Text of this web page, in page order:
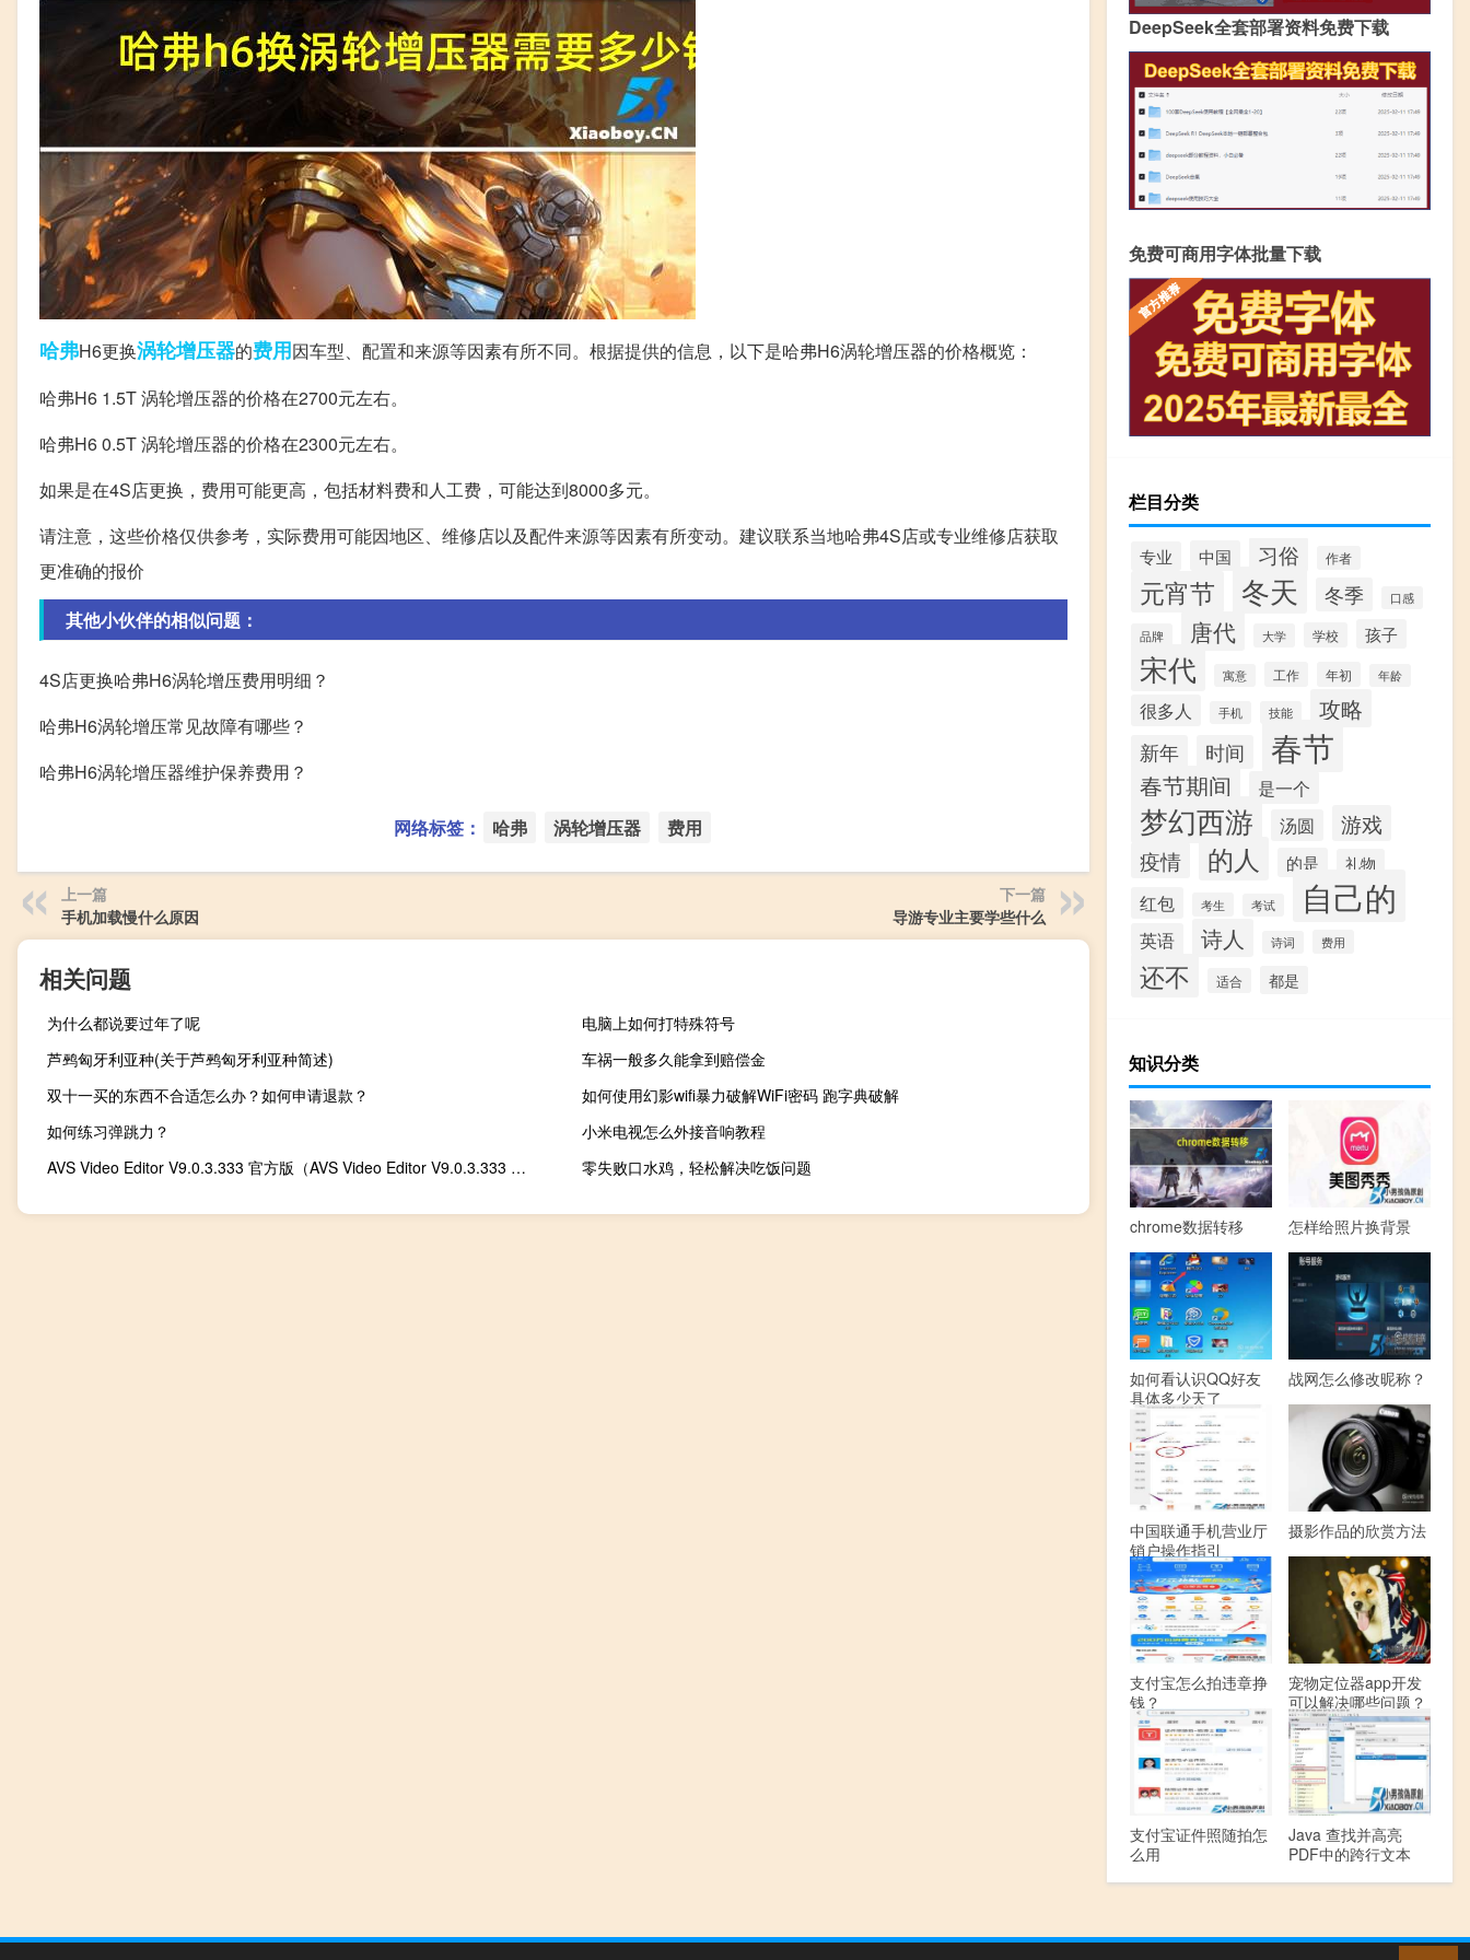
哈弗H6更换涡轮增压器的费用因车型、配置和来源等因素有所不同。根据提供的信息，以下是哈弗H6涡轮增压器的价格概览：
哈弗H6 1.5T 涡轮增压器的价格在2700元左右。
哈弗H6 0.5T 涡轮增压器的价格在2300元左右。
如果是在4S店更换，费用可能更高，包括材料费和人工费，可能达到8000多元。
请注意，这些价格仅供参考，实际费用可能因地区、维修店以及配件来源等因素有所变动。建议联系当地哈弗4S店或专业维修店获取
更准确的报价
其他小伙伴的相似问题：
4S店更换哈弗H6涡轮增压费用明细？
哈弗H6涡轮增压常见故障有哪些？
哈弗H6涡轮增压器维护保养费用？
网络标签： 哈弗 涡轮增压器 费用
上一篇
手机加载慢什么原因
下一篇
导游专业主要学些什么
相关问题
为什么都说要过年了呢
电脑上如何打特殊符号
芦鹀匈牙利亚种(关于芦鹀匈牙利亚种简述)
车祸一般多久能拿到赔偿金
双十一买的东西不合适怎么办？如何申请退款？
如何使用幻影wifi暴力破解WiFi密码 跑字典破解
如何练习弹跳力？
小米电视怎么外接音响教程
AVS Video Editor V9.0.3.333 官方版（AVS Video Editor V9.0.3.333 官方版功能简介）
零失败口水鸡，轻松解决吃饭问题
DeepSeek全套部署资料免费下载
免费可商用字体批量下载
栏目分类
专业 中国 习俗 作者
元宵节 冬天 冬季 口感
品牌 唐代 大学 学校 孩子
宋代 寓意 工作 年初 年龄
很多人 手机 技能 攻略
新年 时间 春节
春节期间 是一个
梦幻西游 汤圆
游戏
疫情
的人 的是 礼物
红包 考生 考试 自己的
英语 诗人 诗词 费用
还不 适合 都是
知识分类
chrome数据转移 怎样给照片换背景
如何看认识QQ好友
具体多少天了
战网怎么修改昵称？
中国联通手机营业厅
销户操作指引
摄影作品的欣赏方法
支付宝怎么拍违章挣
钱？
宠物定位器app开发
可以解决哪些问题？
支付宝证件照随拍怎
么用
Java 查找并高亮
PDF中的跨行文本